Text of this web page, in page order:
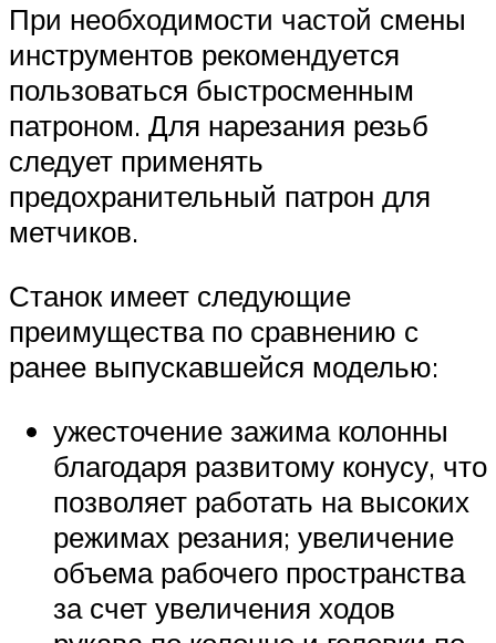
При необходимости частой смены
инструментов рекомендуется
пользоваться быстросменным
патроном. Для нарезания резьб
следует применять
предохранительный патрон для
метчиков.
Станок имеет следующие
преимущества по сравнению с
ранее выпускавшейся моделью:
ужесточение зажима колонны
благодаря развитому конусу, что
позволяет работать на высоких
режимах резания; увеличение
объема рабочего пространства
за счет увеличения ходов